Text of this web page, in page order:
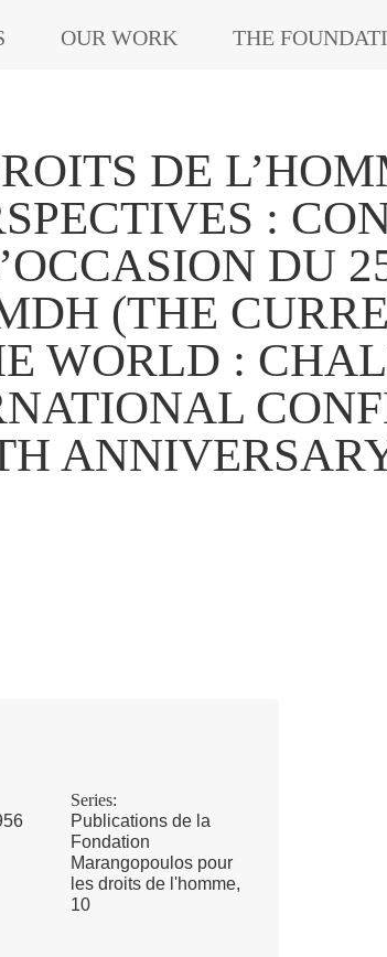
OUR WORK THE
DE
:
DU
(THE
WORLD :
Series:
Publications de la
Fondation
Marangopoulos pour
les droits de l'homme,
10